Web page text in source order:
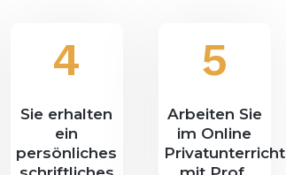
4
Sie erhalten
ein
persönliches
5
Arbeiten Sie
im Online
Privatunterricht